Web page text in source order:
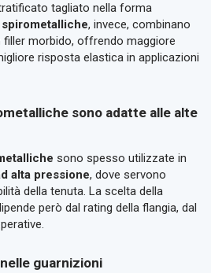
tagliato nella forma
, invece, combinano
filler morbido, offrendo maggiore
risposta elastica in applicazioni
sono adatte alle alte
sono spesso utilizzate in
alta pressione, dove servono
della tenuta. La scelta della
però dal rating della flangia, dal
guarnizioni